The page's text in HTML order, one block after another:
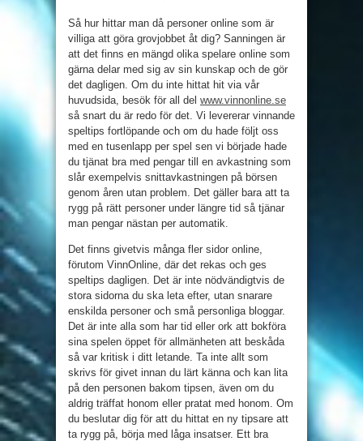
Så hur hittar man då personer online som är
villiga att göra grovjobbet åt dig? Sanningen är
att det finns en mängd olika spelare online som
gärna delar med sig av sin kunskap och de gör
det dagligen. Om du inte hittat hit via vår
huvudsida, besök för all del www.vinnonline.se
så snart du är redo för det. Vi levererar vinnande
speltips fortlöpande och om du hade följt oss
med en tusenlapp per spel sen vi började hade
du tjänat bra med pengar till en avkastning som
slår exempelvis snittavkastningen på börsen
genom åren utan problem. Det gäller bara att ta
rygg på rätt personer under längre tid så tjänar
man pengar nästan per automatik.
Det finns givetvis många fler sidor online,
förutom VinnOnline, där det rekas och ges
speltips dagligen. Det är inte nödvändigtvis de
stora sidorna du ska leta efter, utan snarare
enskilda personer och små personliga bloggar.
Det är inte alla som har tid eller ork att bokföra
sina spelen öppet för allmänheten att beskåda
så var kritisk i ditt letande. Ta inte allt som
skrivs för givet innan du lärt känna och kan lita
på den personen bakom tipsen, även om du
aldrig träffat honom eller pratat med honom. Om
du beslutar dig för att du hittat en ny tipsare att
ta rygg på, börja med låga insatser. Ett bra